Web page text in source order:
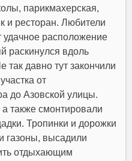
парикмахерская,
и ресторан. Любители
удачное расположение
раскинулся вдоль
так давно тут закончили
от
до Азовской улицы.
также смонтировали
Тропинки и дорожки
газоны, высадили
отдыхающим